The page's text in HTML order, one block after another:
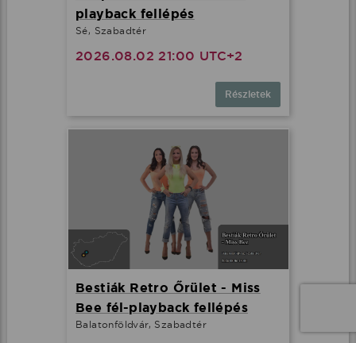
playback fellépés
Sé, Szabadtér
2026.08.02 21:00 UTC+2
Részletek
Bestiák Retro Őrület - Miss
Bee fél-playback fellépés
Balatonföldvár, Szabadtér